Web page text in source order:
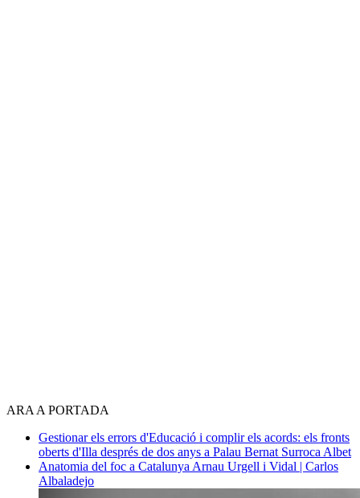
ARA A PORTADA
Gestionar els errors d'Educació i complir els acords: els fronts
oberts d'Illa després de dos anys a Palau Bernat Surroca Albet
Anatomia del foc a Catalunya Arnau Urgell i Vidal | Carlos
Albaladejo